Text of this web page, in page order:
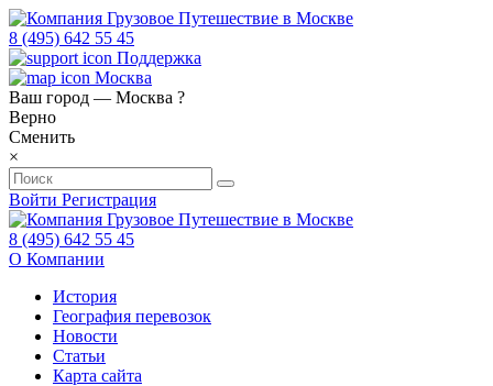
8 (495) 642 55 45
Поддержка
Москва
Ваш город — Москва ?
Верно
Сменить
×
Войти Регистрация
8 (495) 642 55 45
О Компании
История
География перевозок
Новости
Статьи
Карта сайта